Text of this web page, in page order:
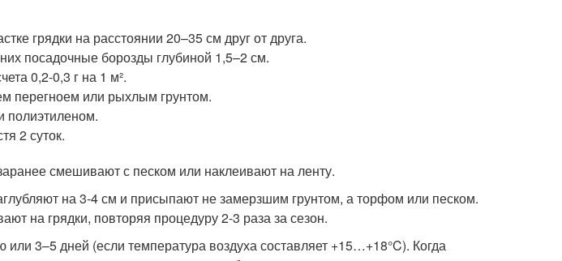
грядки на расстоянии 20–35 см друг от друга.
посадочные борозды глубиной 1,5–2 см.
0,2-0,3 г на 1 м².
перегноем или рыхлым грунтом.
полиэтиленом.
2 суток.
смешивают с песком или наклеивают на ленту.
на 3-4 см и присыпают не замерзшим грунтом, а торфом или песком.
на грядки, повторяя процедуру 2-3 раза за сезон.
3–5 дней (если температура воздуха составляет +15…+18°C). Когда